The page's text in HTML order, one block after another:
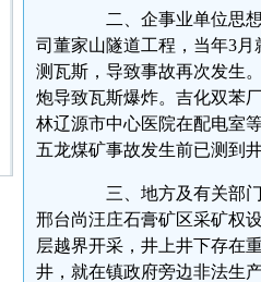
二、企事业单位思想
司董家山隧道工程，当年3
测瓦斯，导致事故再次发生
炮导致瓦斯爆炸。吉化双苯
林辽源市中心医院在配电室
五龙煤矿事故发生前已测到
三、地方及有关部门
邢台尚汪庄石膏矿区采矿权
层越界开采，井上井下存在
井，就在镇政府旁边非法生